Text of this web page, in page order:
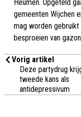
Heumen. Opgeteld
gemeenten Wijchen
mag worden
besproeien van
Vorig artikel
Deze partydrug
tweede kans als
antidepressivum